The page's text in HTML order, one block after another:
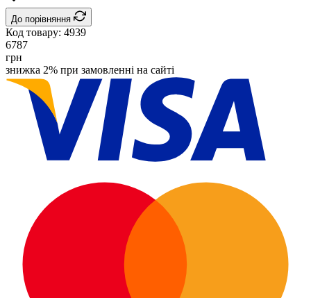
До порівняння
Код товару: 4939
6787
грн
знижка 2% при замовленні на сайті